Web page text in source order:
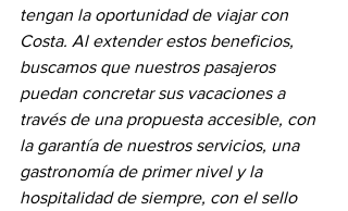
tengan la oportunidad de viajar con
Costa. Al extender estos beneficios,
buscamos que nuestros pasajeros
puedan concretar sus vacaciones a
través de una propuesta accesible, con
la garantía de nuestros servicios, una
gastronomía de primer nivel y la
hospitalidad de siempre, con el sello